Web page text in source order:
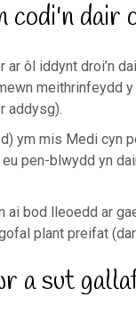
dair
ôl iddynt droi’n
meithrinfeydd
addysg).
ym mis Medi cyn
pen-blwydd yn
ai bod lleoedd ar
plant preifat
a sut